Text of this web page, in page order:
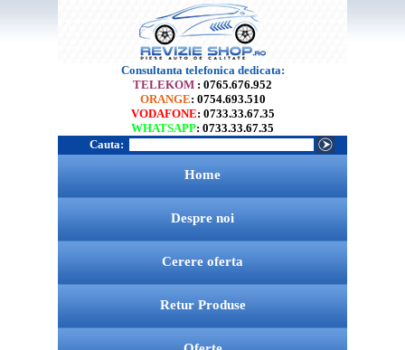
Consultanta telefonica dedicata:
TELEKOM : 0765.676.952
ORANGE: 0754.693.510
VODAFONE: 0733.33.67.35
WHATSAPP: 0733.33.67.35
Cauta:
Home
Despre noi
Cerere oferta
Retur Produse